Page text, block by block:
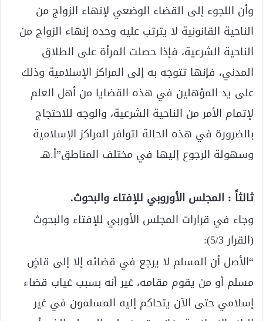
وأن اللجوء إلى القضاء الوضعي لإنهاء الزواج من
الناحية القانونية لا يترتب عليه وحده إنهاء الزواج من
الناحية الشرعية، فإذا حصلت المرأة على الطلاق
المدني، فإنها تتوجه به إلى المراكز الإسلامية وذلك
على يد المؤهلين في هذه القضايا من أهل العلم
لإتمام الأمر من الناحية الشرعية، والوجه للاحتجاج
بالضرورة في هذه الحالة لتوافر المراكز الإسلامية
وسهولة الرجوع إليها في مختلف المناطق”أ.هـ
ثالثاً : المجلس الأوروبي للإفتاء والبحوث.
وجاء في قرارات المجلس الأوربي للإفتاء والبحوث
(القرار 5/3):
“الأصل أن المسلم لا يرجع في قضائه إلا إلى قاضٍ
مسلم أو من يقوم مقامه، غير أنه بسبب غياب قضاء
إسلامي حتى الآن يتحاكم إليه المسلمون في غير